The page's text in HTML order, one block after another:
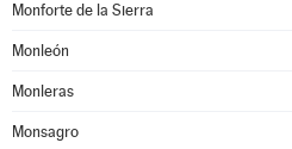
Monforte de la Sierra
Monleón
Monleras
Monsagro